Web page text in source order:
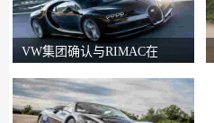
VW集团确认与RIMAC在